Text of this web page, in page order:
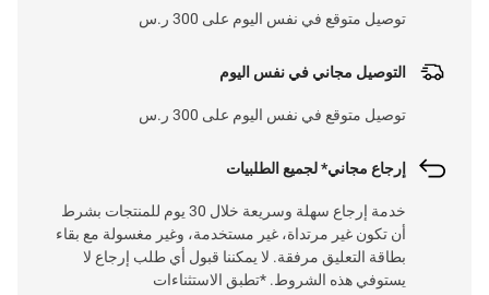
التوصيل مجاني في نفس اليوم
توصيل متوقع في نفس اليوم على 300 ر.س
توصيل متوقع في نفس اليوم على 300 ر.س
إرجاع مجاني* لجميع الطلبيات
خدمة إرجاع سهلة وسريعة خلال 30 يوم للمنتجات بشرط
أن تكون غير مرتداة، غير مستخدمة، وغير مغسولة مع بقاء
بطاقة التعليق مرفقة. لا يمكننا قبول أي طلب إرجاع لا
يستوفي هذه الشروط. *تطبق الاستثناءات